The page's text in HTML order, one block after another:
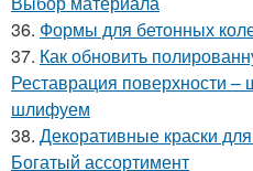
36. Формы для бетонных
37. Как обновить
Реставрация поверхности
шлифуем
38. Декоративные краски
Богатый ассортимент